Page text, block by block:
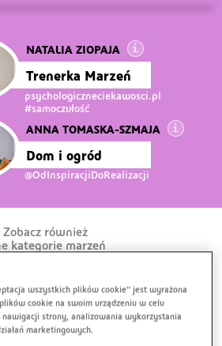
Trenerka Marzeń
NATALIA ZIOPAJA
psychologiczneciekawosci.pl
#samoczułość
Dom i ogród
ANNA TOMASKA-SZMAJA
@OdInspiracjiDoRealizacji
Zobacz również
kategorie marzeń
wszystkich plików cookie” jest wyrażona
cookie na swoim urządzeniu w celu
strony, analizowania wykorzystania
marketingowych.